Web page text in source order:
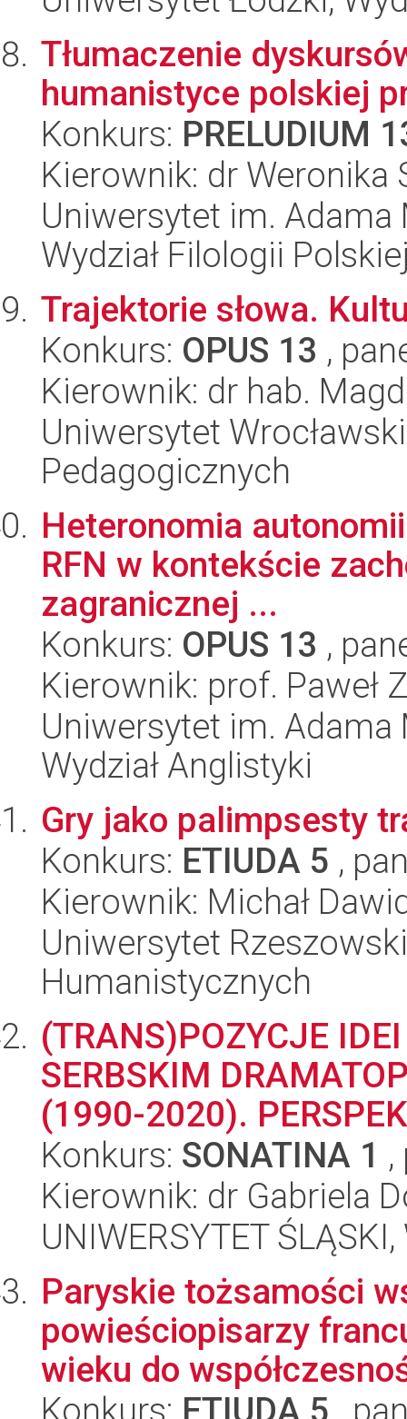
Tłumaczenie
humanistyce polskiej
Konkurs: PRELUDIUM
Kierownik: dr Weronika
Uniwersytet im.
Wydział Filologii
Trajektorie słowa.
Konkurs: OPUS 13 ,
Kierownik: dr hab.
Uniwersytet
Pedagogicznych
Heteronomia
RFN w kontekście
zagranicznej ...
Konkurs: OPUS 13 ,
Kierownik: prof. Paweł
Uniwersytet im.
Wydział Anglistyki
Gry jako palimpsesty
Konkurs: ETIUDA 5 ,
Kierownik: Michał
Uniwersytet
Humanistycznych
(TRANS)POZYCJE
SERBSKIM
(1990-2020).
Konkurs: SONATINA 1
Kierownik: dr Gabriela
UNIWERSYTET
Paryskie tożsamości
powieściopisarzy
wieku do
Konkurs: ETIUDA 5 ,